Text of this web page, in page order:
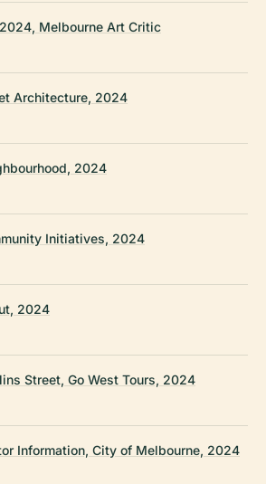
Melbourne Art Critic
Architecture, 2024
2024
Initiatives, 2024
2024
Street, Go West Tours, 2024
Information, City of Melbourne, 2024